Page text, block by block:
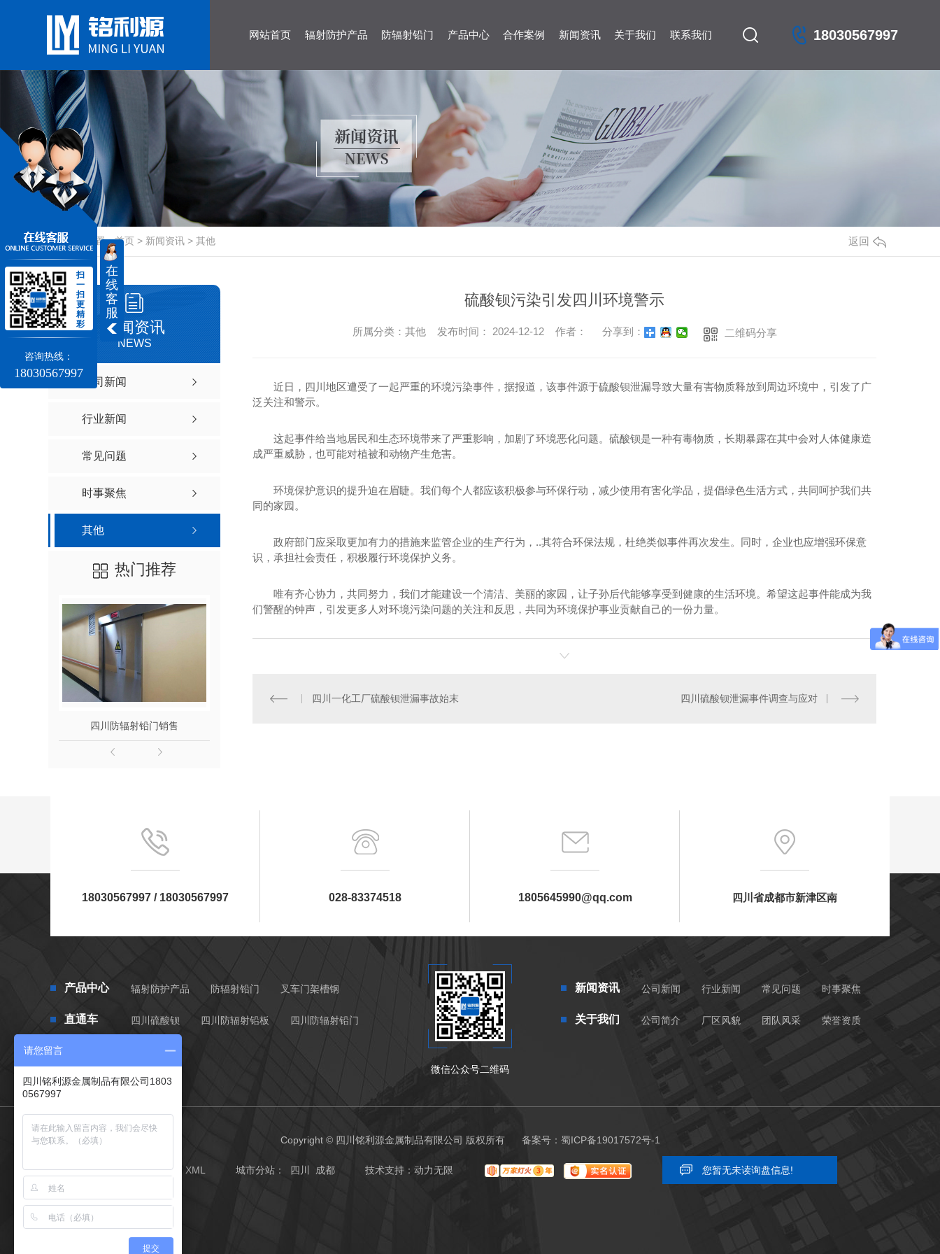
18030567997
网站首页 辐射防护产品 防辐射铅门 产品中心 合作案例 新闻资讯 关于我们 联系我们
当前位置：首页 > 新闻资讯 > 其他 返回
新闻资讯
NEWS
公司新闻
行业新闻
常见问题
时事聚焦
其他
热门推荐
四川防辐射铅门销售
硫酸钡污染引发四川环境警示
所属分类：其他 发布时间： 2024-12-12 作者： 分享到： 二维码分享
近日，四川地区遭受了一起严重的环境污染事件，据报道，该事件源于硫酸钡泄漏导致大量有害物质释放到周边环境中，引发了广
泛关注和警示。
这起事件给当地居民和生态环境带来了严重影响，加剧了环境恶化问题。硫酸钡是一种有毒物质，长期暴露在其中会对人体健康造
成严重威胁，也可能对植被和动物产生危害。
环境保护意识的提升迫在眉睫。我们每个人都应该积极参与环保行动，减少使用有害化学品，提倡绿色生活方式，共同呵护我们共
同的家园。
政府部门应采取更加有力的措施来监管企业的生产行为，..其符合环保法规，杜绝类似事件再次发生。同时，企业也应增强环保意
识，承担社会责任，积极履行环境保护义务。
唯有齐心协力，共同努力，我们才能建设一个清洁、美丽的家园，让子孙后代能够享受到健康的生活环境。希望这起事件能成为我
们警醒的钟声，引发更多人对环境污染问题的关注和反思，共同为环境保护事业贡献自己的一份力量。
四川一化工厂硫酸钡泄漏事故始末 四川硫酸钡泄漏事件调查与应对
18030567997 / 18030567997 028-83374518 1805645990@qq.com 四川省成都市新津区南
产品中心 辐射防护产品 防辐射铅门 叉车门架槽钢 新闻资讯 公司新闻 行业新闻 常见问题 时事聚焦
直通车 四川硫酸钡 四川防辐射铅板 四川防辐射铅门 关于我们 公司简介 厂区风貌 团队风采 荣誉资质
微信公众号二维码
Copyright © 四川铭利源金属制品有限公司 版权所有 备案号： 蜀ICP备19017572号-1
网站地图 RSS XML 城市分站： 四川 成都 技术支持： 动力无限 您暂无未读询盘信息!
在
线
客
服
扫
一
扫
更
精
彩
咨询热线：
18030567997
请您留言
四川铭利源金属制品有限公司1803
0567997
提交